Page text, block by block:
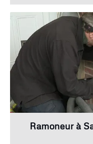
Ramoneur à